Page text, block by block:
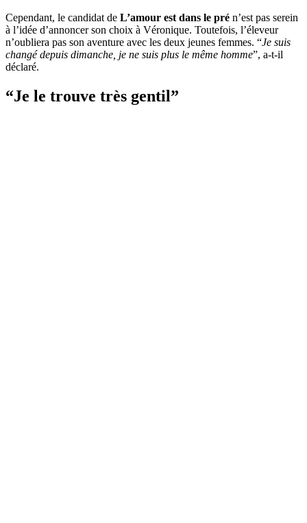
Cependant, le candidat de L’amour est dans le pré n’est pas serein
à l’idée d’annoncer son choix à Véronique. Toutefois, l’éleveur
n’oubliera pas son aventure avec les deux jeunes femmes. “Je suis
changé depuis dimanche, je ne suis plus le même homme”, a-t-il
déclaré.
“Je le trouve très gentil”